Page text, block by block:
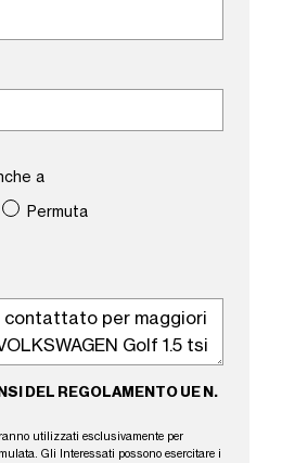
a
Permuta
DEL REGOLAMENTO UE N.
utilizzati esclusivamente per
Gli Interessati possono esercitare i